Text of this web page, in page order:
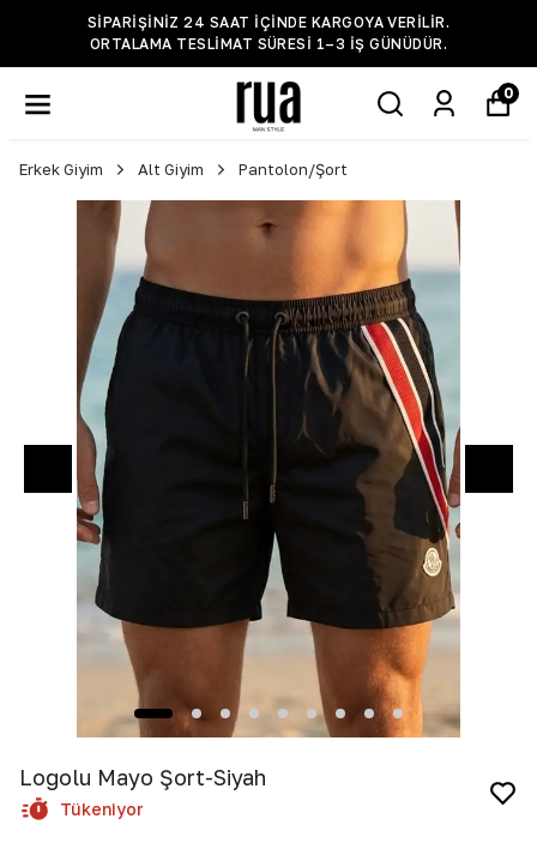
SIPARIŞINIZ 24 SAAT IÇINDE KARGOYA VERILIR.
ORTALAMA TESLIMAT SÜRESI 1–3 IŞ GÜNÜDÜR.
0
Erkek Giyim Alt Giyim Pantolon/Şort
Logolu Mayo Şort-Siyah
Tükeniyor